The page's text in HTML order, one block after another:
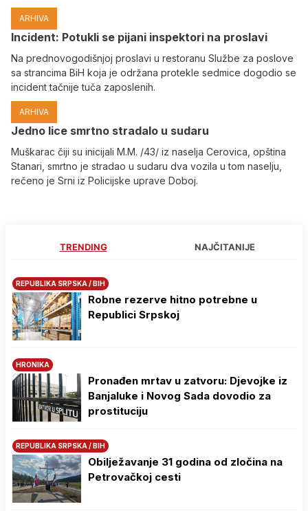
ARHIVA
Incident: Potukli se pijani inspektori na proslavi
Na prednovogodišnjoj proslavi u restoranu Službe za poslove
sa strancima BiH koja je održana protekle sedmice dogodio se
incident tačnije tuča zaposlenih.
ARHIVA
Јedno lice smrtno stradalo u sudaru
Muškarac čiji su inicijali M.M. /43/ iz naselja Cerovica, opština
Stanari, smrtno je stradao u sudaru dva vozila u tom naselju,
rečeno je Srni iz Policijske uprave Doboj.
TRENDING NAJČITANIJE
REPUBLIKA SRPSKA / BIH
Robne rezerve hitno potrebne u
Republici Srpskoj
HRONIKA
Pronađen mrtav u zatvoru: Djevojke iz
Banjaluke i Novog Sada dovodio za
prostituciju
REPUBLIKA SRPSKA / BIH
Obilježavanje 31 godina od zločina na
Petrovačkoj cesti